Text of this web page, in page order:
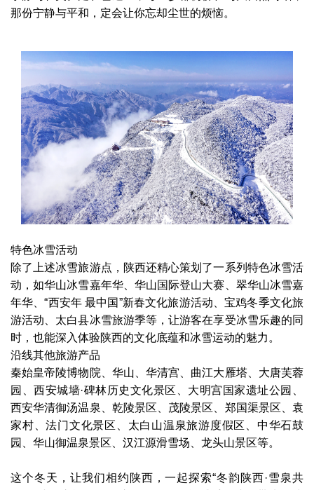
那份宁静与平和，定会让你忘却尘世的烦恼。
特色冰雪活动
除了上述冰雪旅游点，陕西还精心策划了一系列特色冰雪活
动，如华山冰雪嘉年华、华山国际登山大赛、翠华山冰雪嘉
年华、“西安年 最中国”新春文化旅游活动、宝鸡冬季文化旅
游活动、太白县冰雪旅游季等，让游客在享受冰雪乐趣的同
时，也能深入体验陕西的文化底蕴和冰雪运动的魅力。
沿线其他旅游产品
秦始皇帝陵博物院、华山、华清宫、曲江大雁塔、大唐芙蓉
园、西安城墙·碑林历史文化景区、大明宫国家遗址公园、
西安华清御汤温泉、乾陵景区、茂陵景区、郑国渠景区、袁
家村、法门文化景区、太白山温泉旅游度假区、中华石鼓
园、华山御温泉景区、汉江源滑雪场、龙头山景区等。
这个冬天，让我们相约陕西，一起探索“冬韵陕西·雪泉共